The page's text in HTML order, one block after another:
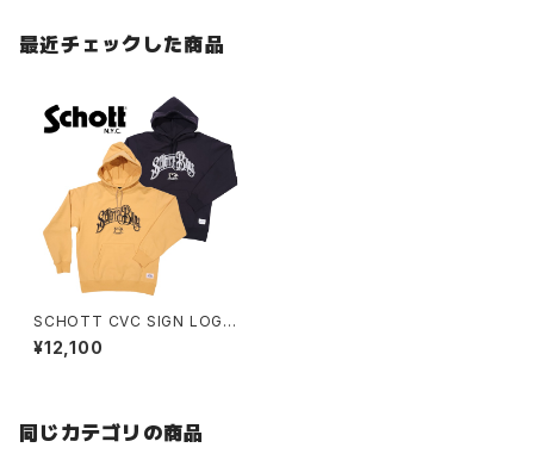
最近チェックした商品
SCHOTT CVC SIGN LOGO
HOODIE
¥12,100
同じカテゴリの商品